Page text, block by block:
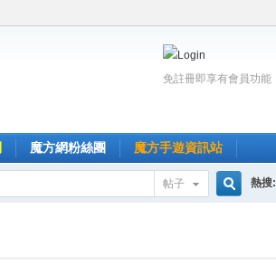
免註冊即享有會員功能
魔方網粉絲團 魔方手遊資訊站
帖子 熱搜: